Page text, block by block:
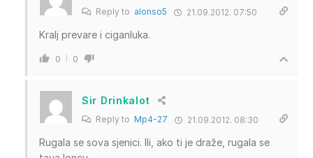
Reply to alonso5 21.09.2012. 07:50
Kralj prevare i ciganluka.
0 0
Sir Drinkalot
Reply to Mp4-27 21.09.2012. 08:30
Rugala se sova sjenici. Ili, ako ti je draže, rugala se